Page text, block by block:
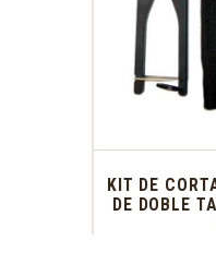
KIT DE
DE DOBLE